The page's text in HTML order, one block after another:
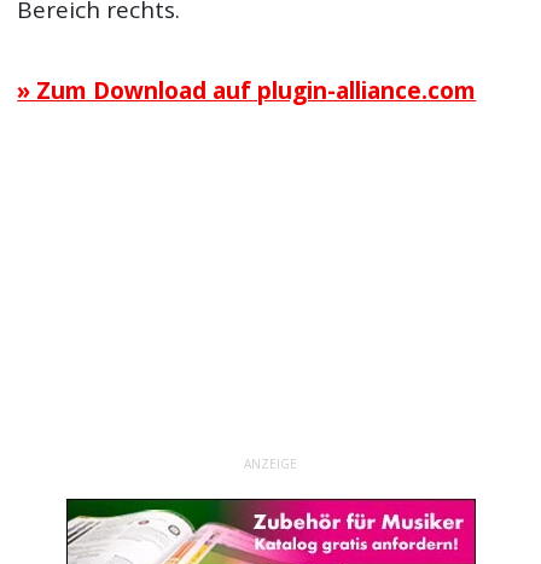
Bereich rechts.
» Zum Download auf plugin-alliance.com
ANZEIGE